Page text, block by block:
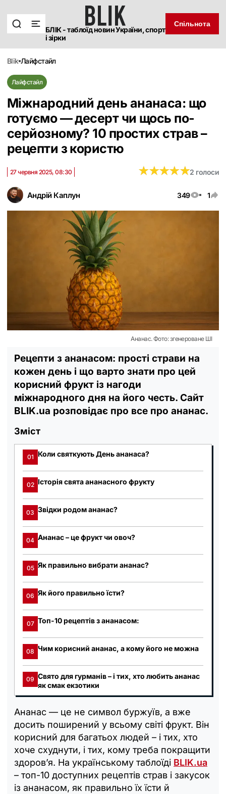
БЛІК - таблоїд новин України, спорт
і зірки
Спільнота
blik лайфстайл
Лайфстайл
Міжнародний день ананаса: що
готуємо — десерт чи щось по-
серйозному? 10 простих страв –
рецепти з користю
Андрій Каплун 349 1
27 червня 2025, 08:30 ★★★★★
★★★★★2 голоси
Ананас. Фото: згенероване ШІ
Рецепти з ананасом: прості страви на
кожен день і що варто знати про цей
корисний фрукт із нагоди
міжнародного дня на його честь. Сайт
BLIK.ua розповідає про все про ананас.
Зміст
01 Коли святкують День ананаса?
02 Історія свята ананасного фрукту
03 Звідки родом ананас?
04 Ананас – це фрукт чи овоч?
05 Як правильно вибрати ананас?
06 Як його правильно їсти?
07 Топ-10 рецептів з ананасом:
08 Чим корисний ананас, а кому його не можна
09 Свято для гурманів – і тих, хто любить ананас
як смак екзотики
Ананас — це не символ буржуїв, а вже
досить поширений у всьому світі фрукт. Він
корисний для багатьох людей – і тих, хто
хоче схуднути, і тих, кому треба покращити
здоров’я. На українському таблоїді BLIK.ua
– топ-10 доступних рецептів страв і закусок
із ананасом, як правильно їх їсти й